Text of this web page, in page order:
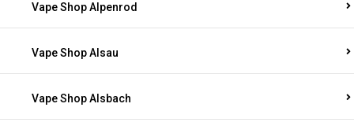
Vape Shop Alpenrod
Vape Shop Alsau
Vape Shop Alsbach